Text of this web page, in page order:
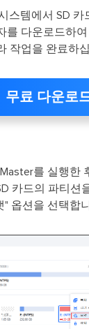
스템에서 SD 카
를 다운로드하
작업을 완료하
무료 다운로
를 실행한
카드의 파티션
" 옵션을 선택합